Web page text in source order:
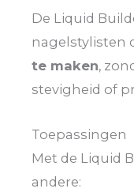
De Liquid
nagelstylisten
te maken,
stevigheid of
Toepassingen
Met de Liquid
andere: